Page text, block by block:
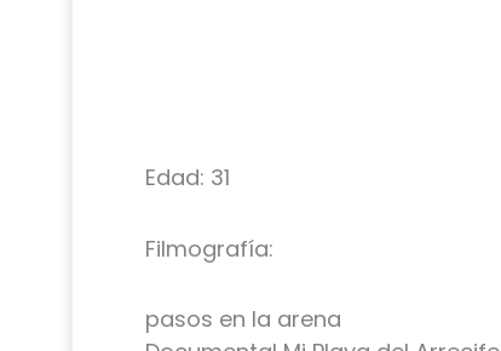
Edad: 31
Filmografía:
pasos en la arena